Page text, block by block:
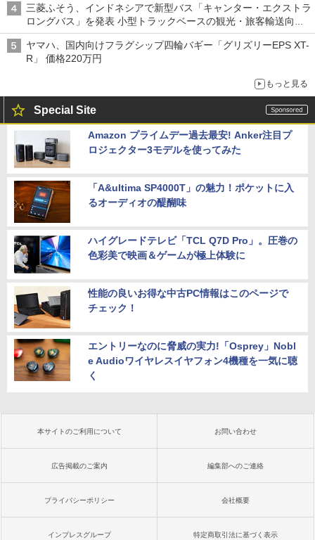
三菱ふそう、インドネシアで新型バス「キャンター・エクストラ
ロングバス」を発表 小型トラックベースの観光・旅客輸送向け
バス
ヤマハ、国内向けフラグシップ四輪バギー「グリズリーEPS XT-
R」 価格220万円
もっと見る
Special Site
Amazon プライムデー過去最安! Anker注目プ
ロジェクター3モデルを使ってみた
「A&ultima SP4000T」の魅力！ポケットに入
るオーディオの醍醐味
ハイグレードテレビ「TCL Q7D Pro」。圧巻の
色彩美で映画＆ゲームが極上体験に
性能の良いお得な中古PC情報はこのページで
チェック！
エントリーなのに脅威の実力!「Osprey」Nobl
e Audioワイヤレスイヤフォン4機種を一気に聴
く
本サイトのご利用について お問い合わせ
広告掲載のご案内 編集部へのご連絡
プライバシーポリシー 会社概要
インプレスグループ 特定商取引法に基づく表示